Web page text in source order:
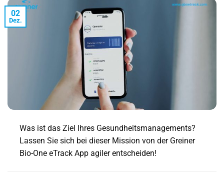
02
Dez.
Was ist das Ziel Ihres Gesundheitsmanagements?
Lassen Sie sich bei dieser Mission von der Greiner
Bio-One eTrack App agiler entscheiden!